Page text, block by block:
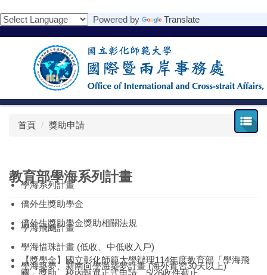
到
主
Powered by Translate
首頁 獎助申請
學海系列計畫
僑外生獎助學金
僑外生獎助學金獎助相關法規
【獎學金】國立彰化師範大學辦理114年度教育部「學海飛
教育部學海系列計畫
學海飛颺計畫
學海惜珠計畫 (低收、中低收入戶)
學海築夢、新南向學海築夢計畫 (海外實習30天以上)